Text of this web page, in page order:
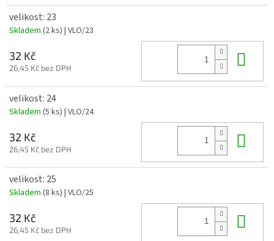
velikost: 23
Skladem (2 ks) | VLO/23
32 Kč
26,45 Kč bez DPH
velikost: 24
Skladem (5 ks) | VLO/24
32 Kč
26,45 Kč bez DPH
velikost: 25
Skladem (8 ks) | VLO/25
32 Kč
26,45 Kč bez DPH